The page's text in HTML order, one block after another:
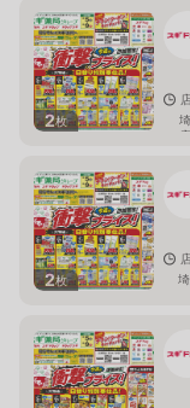
2枚
2枚